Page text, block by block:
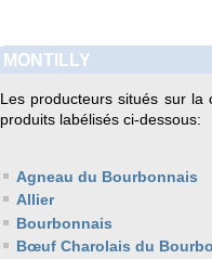
MONTILLY
Les producteurs situés sur la
produits labélisés ci-dessous:
Agneau du Bourbonnais
Allier
Bourbonnais
Bœuf Charolais du